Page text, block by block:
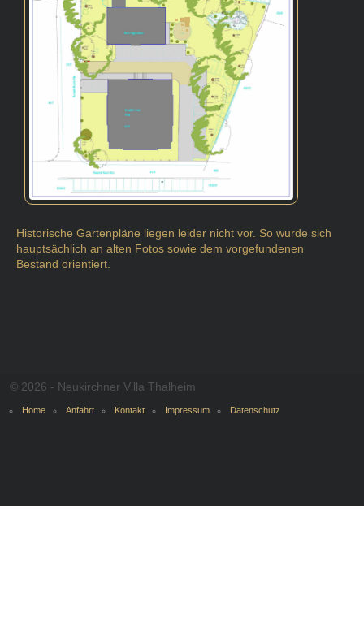
Historische Gartenpläne liegen leider nicht vor. So wurde sich
hauptsächlich an alten Fotos sowie dem vorgefundenen
Bestand orientiert.
© 2026 - Neukirchner Villa Thalheim
Home Anfahrt Kontakt Impressum Datenschutz